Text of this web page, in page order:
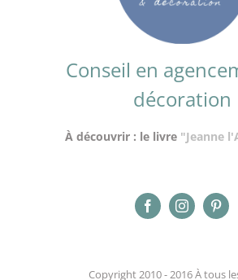
Conseil en
décoration
À découvrir : le livre "Jeanne
Copyright 2010 - 2016 À tous